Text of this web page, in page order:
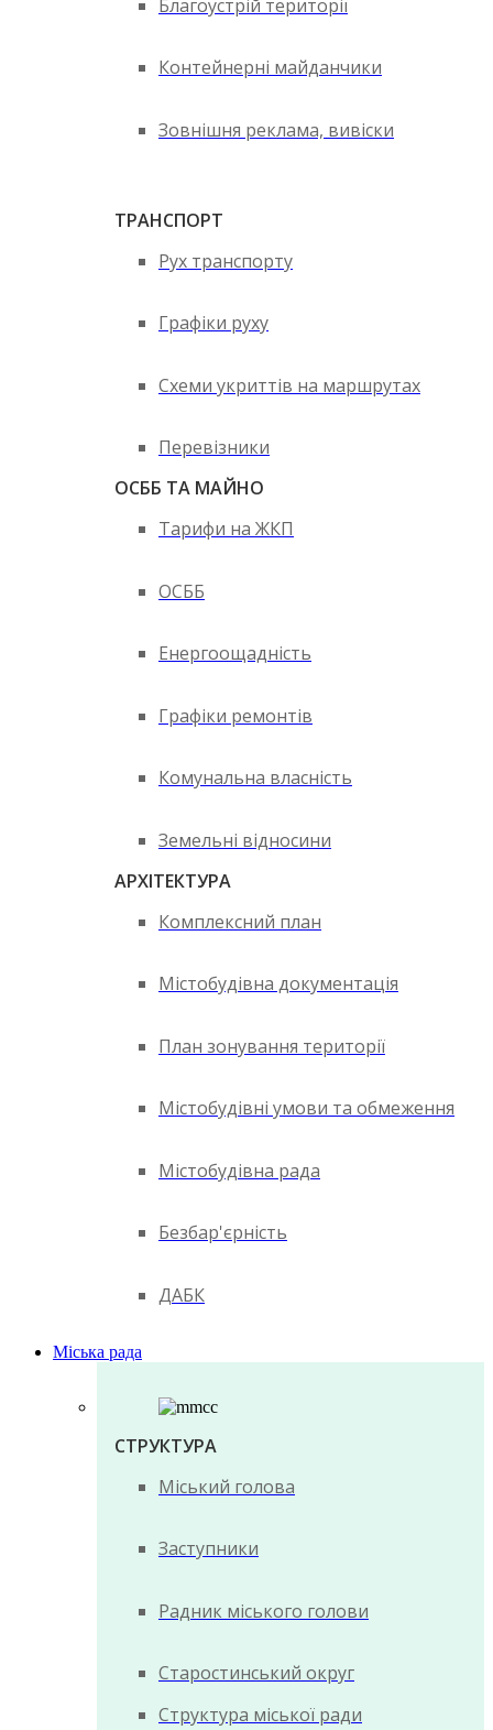
Благоустрій території
Контейнерні майданчики
Зовнішня реклама, вивіски
ТРАНСПОРТ
Рух транспорту
Графіки руху
Схеми укриттів на маршрутах
Перевізники
ОСББ ТА МАЙНО
Тарифи на ЖКП
ОСББ
Енергоощадність
Графіки ремонтів
Комунальна власність
Земельні відносини
АРХІТЕКТУРА
Комплексний план
Містобудівна документація
План зонування території
Містобудівні умови та обмеження
Містобудівна рада
Безбар'єрність
ДАБК
Міська рада
СТРУКТУРА
Міський голова
Заступники
Радник міського голови
Старостинський округ
Структура міської ради